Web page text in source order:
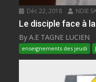
Déc 22, 2018 NDIE
Le disciple face à
By A.E TAGNE LUCIEN
enseignements des jeudi